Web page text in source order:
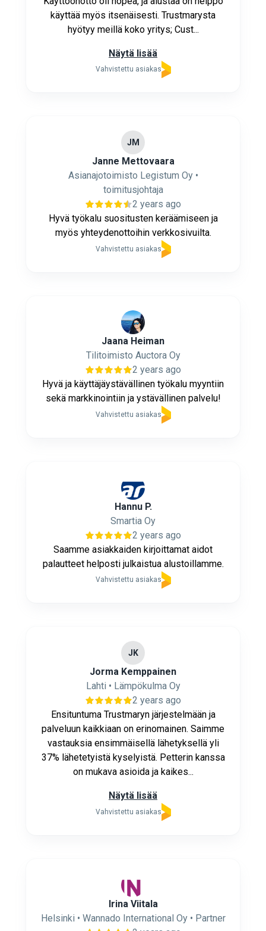
käyttää myös itsenäisesti. Trustmarysta
hyötyy meillä koko yritys; Cust...
Näytä lisää
Vahvistettu asiakas
JM
Janne Mettovaara
Asianajotoimisto Legistum Oy •
toimitusjohtaja
2 years ago
Hyvä työkalu suositusten keräämiseen ja
myös yhteydenottoihin verkkosivuilta.
Vahvistettu asiakas
Jaana Heiman
Tilitoimisto Auctora Oy
2 years ago
Hyvä ja käyttäjäystävällinen työkalu myyntiin
sekä markkinointiin ja ystävällinen palvelu!
Vahvistettu asiakas
Hannu P.
Smartia Oy
2 years ago
Saamme asiakkaiden kirjoittamat aidot
palautteet helposti julkaistua alustoillamme.
Vahvistettu asiakas
JK
Jorma Kemppainen
Lahti • Lämpökulma Oy
2 years ago
Ensituntuma Trustmaryn järjestelmään ja
palveluun kaikkiaan on erinomainen. Saimme
vastauksia ensimmäisellä lähetyksellä yli
37% lähetetyistä kyselyistä. Petterin kanssa
on mukava asioida ja kaikes...
Näytä lisää
Vahvistettu asiakas
Irina Viitala
Helsinki • Wannado International Oy • Partner